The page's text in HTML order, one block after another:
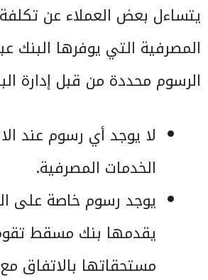
يتساءل بعض العملاء عن
المصرفية التي يوفرها البنك
الرسوم محددة من قبل إدارة
لا يوجد أي رسوم عند
الخدمات المصرفية.
يوجد رسوم خاصة على
يقدمها بنك مسقط
مستحقاتها بالاتفاق